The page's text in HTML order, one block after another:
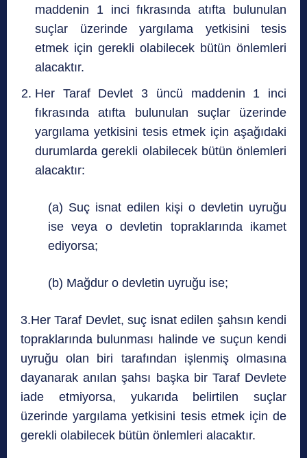
maddenin 1 inci fıkrasında atıfta bulunulan
suçlar üzerinde yargılama yetkisini tesis
etmek için gerekli olabilecek bütün önlemleri
alacaktır.
Her Taraf Devlet 3 üncü maddenin 1 inci
fıkrasında atıfta bulunulan suçlar üzerinde
yargılama yetkisini tesis etmek için aşağıdaki
durumlarda gerekli olabilecek bütün önlemleri
alacaktır:
(a) Suç isnat edilen kişi o devletin uyruğu
ise veya o devletin topraklarında ikamet
ediyorsa;
(b) Mağdur o devletin uyruğu ise;
3.Her Taraf Devlet, suç isnat edilen şahsın kendi
topraklarında bulunması halinde ve suçun kendi
uyruğu olan biri tarafından işlenmiş olmasına
dayanarak anılan şahsı başka bir Taraf Devlete
iade etmiyorsa, yukarıda belirtilen suçlar
üzerinde yargılama yetkisini tesis etmek için de
gerekli olabilecek bütün önlemleri alacaktır.